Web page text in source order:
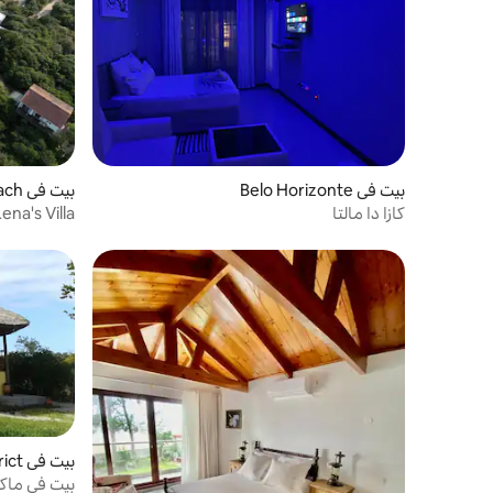
بيت في Belo Horizonte
كازا دا مالتا
بيت في Macaneta Beach
Villa
بيت في Marracuene District
بيت في